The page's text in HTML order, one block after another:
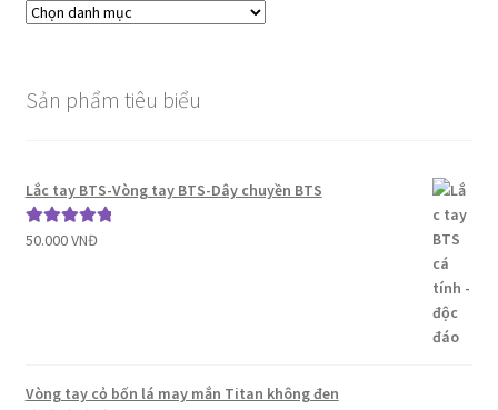
Sản phẩm tiêu biểu
Lắc tay BTS-Vòng tay BTS-Dây chuyền BTS
Được xếp
50.000VNĐ
Vòng tay cỏ bốn lá may mắn Titan không đen